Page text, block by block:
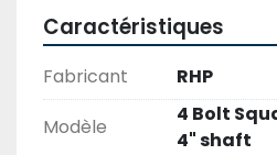
Caractéristiques
Fabricant
RHP
Modèle
4 Bolt
4" shaft